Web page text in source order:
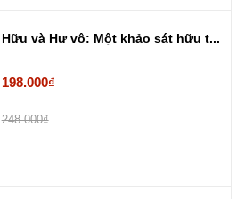
Hữu và Hư vô: Một khảo sát hữu t...
198.000₫
248.000₫